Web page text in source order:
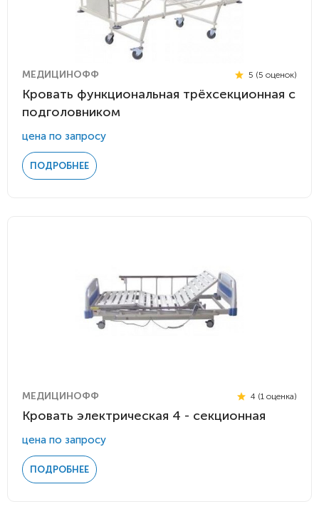
МЕДИЦИНОФФ 5 (5 оценок)
Кровать функциональная трёхсекционная с
подголовником
цена по запросу
ПОДРОБНЕЕ
МЕДИЦИНОФФ 4 (1 оценка)
Кровать электрическая 4 - секционная
цена по запросу
ПОДРОБНЕЕ